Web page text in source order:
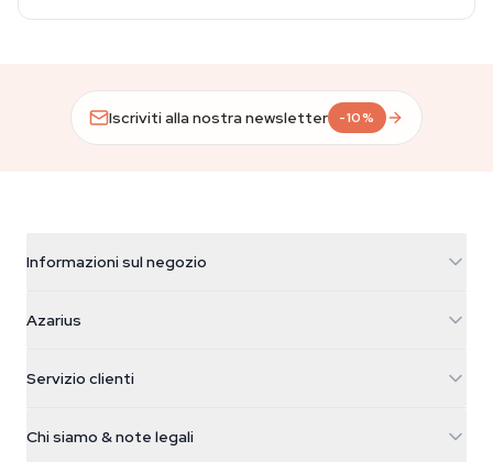
Iscriviti alla nostra newsletter -10%
Informazioni sul negozio
Galvaniweg 11
Nederland
+31(0)204897914
Azarius
Smokeshop
Servizio clienti
Chi siamo & note legali